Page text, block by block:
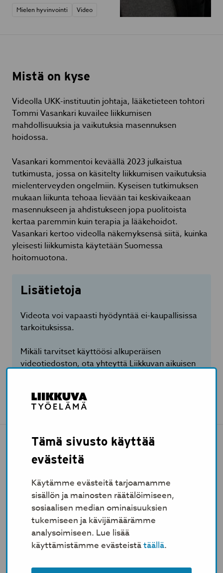
Tämä sivusto käyttää
evästeitä
Käytämme evästeitä tarjoamamme
sisällön ja mainosten räätälöimiseen,
sosiaalisen median ominaisuuksien
tukemiseen ja kävijämäärämme
analysoimiseen. Lue lisää
käyttämistämme evästeistätäällä.
Mielen hyvinvointi Video
Mistä on kyse
Videolla UKK-instituutin johtaja, lääketieteen tohtori
Tommi Vasankari kuvailee liikkumisen
mahdollisuuksia ja vaikutuksia masennuksen
hoidossa.
Vasankari kommentoi keväällä 2023 julkaistua
tutkimusta, jossa on käsitelty liikkumisen vaikutuksia
mielenterveyden ongelmiin. Kyseisen tutkimuksen
mukaan liikunta tehoaa lievään tai keskivaikeaan
masennukseen ja ahdistukseen jopa puolitoista
kertaa paremmin kuin terapia ja lääkehoidot.
Vasankari kertoo videolla näkemyksensä siitä, kuinka
yleisesti liikkumista käytetään Suomessa
hoitomuotona.
Lisätietoja
Videota voi vapaasti hyödyntää ei-kaupallisissa
tarkoituksissa.
Mikäli tarvitset käyttöösi alkuperäisen
videotiedoston, ota yhteyttä Liikkuvan aikuisen
Haastattelussa Tommi Vasankari:
Liikkumisen vaikutukset
mielenterveyden ongelmiin